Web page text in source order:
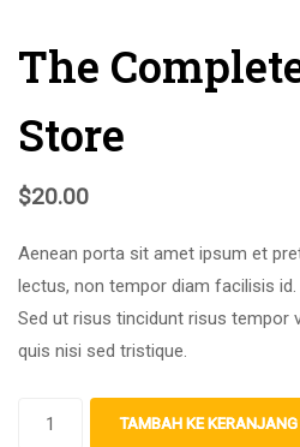
The
Store
$20.00
Aenean porta sit amet ipsum et
lectus, non tempor diam facilisis
Sed ut risus tincidunt risus tempor
quis nisi sed tristique.
TAMBAH KE KERANJANG